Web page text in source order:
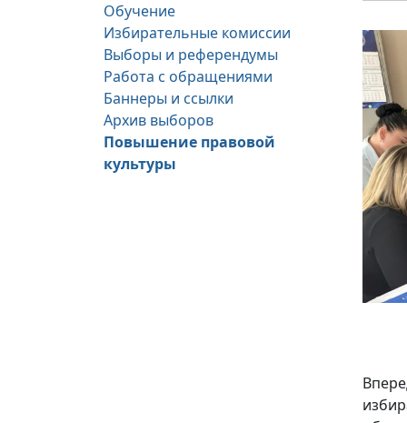
Обучение
Избирательные комиссии
Выборы и референдумы
Работа с обращениями
Баннеры и ссылки
Архив выборов
Повышение правовой
культуры